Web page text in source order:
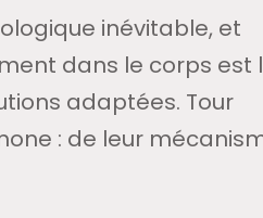
inévitable, et
dans le corps est
adaptées. Tour
: de leur